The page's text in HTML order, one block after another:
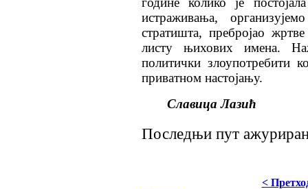
истраживања,
стратишта, пребројао
листу њихових имена.
политички злоупотребити
приватном настојању.
Славица Лазић
Последњи пут
<